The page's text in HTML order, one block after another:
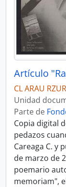
CL ARAU
Unidad
Parte de
Copia digital
pedazos
Careaga C. y
de marzo de
poemario
memoriam",